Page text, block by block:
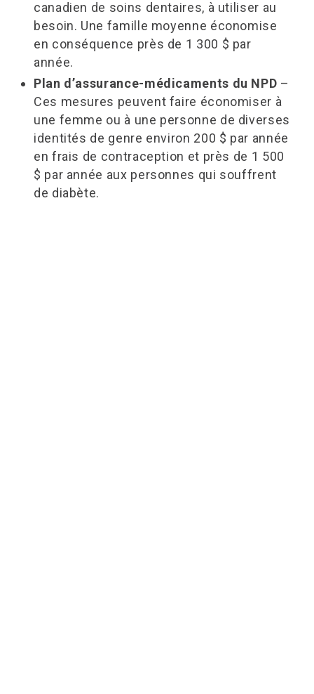
canadien de soins dentaires, à utiliser au
besoin. Une famille moyenne économise
en conséquence près de 1 300 $ par
année.
Plan d’assurance-médicaments du NPD –
Ces mesures peuvent faire économiser à
une femme ou à une personne de diverses
identités de genre environ 200 $ par année
en frais de contraception et près de 1 500
$ par année aux personnes qui souffrent
de diabète.